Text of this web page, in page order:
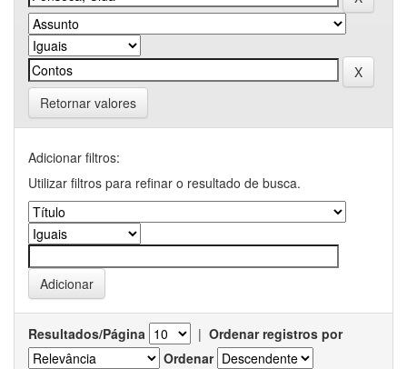
Retornar valores
Adicionar filtros:
Utilizar filtros para refinar o resultado de busca.
Resultados/Página | Ordenar registros por
Ordenar